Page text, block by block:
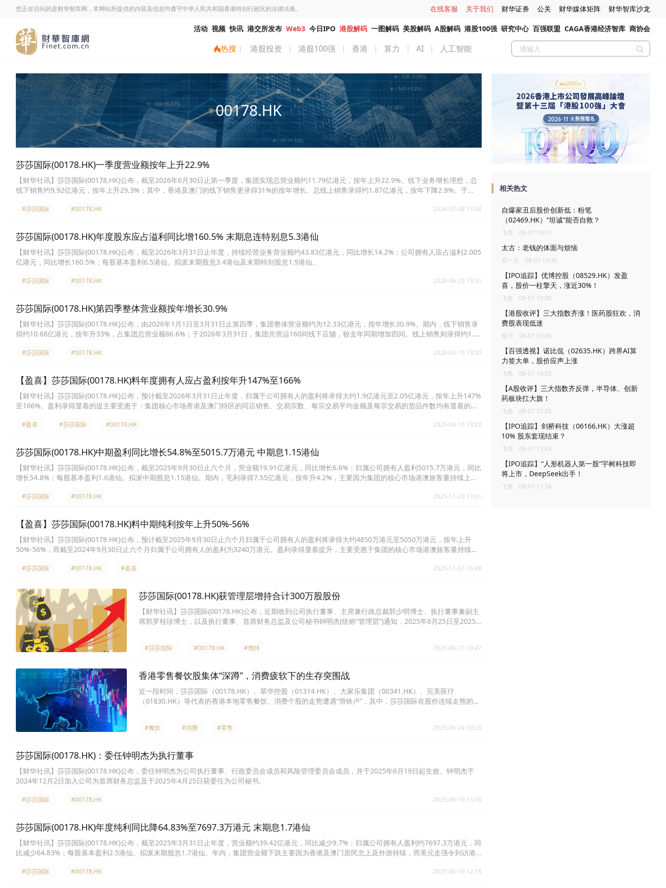
您正在访问的是财华智库网，本网站所提供的内容及信息均遵守中华人民共和国香港特别行政区的法律法规。 在线客服 关于我们 财华证券 公关 财华媒体矩阵 财华智库沙龙
活动 视频 快讯 港交所发布 Web3 今日IPO 港股解码 一图解码 美股解码 A股解码 港股100强 研究中心 百强联盟 CAGA香港经济智库 商协会
热搜： 港股投资 | 港股100强 | 香港 | 算力 | AI | 人工智能
00178.HK
莎莎国际(00178.HK)一季度营业额按年上升22.9%
【财华社讯】莎莎国际(00178.HK)公布，截至2026年6月30日止第一季度，集团实现总营业额约11.79亿港元，按年上升22.9%。线下业务增长理想，总
线下销售约9.92亿港元，按年上升29.3%；其中，香港及澳门的线下销售更录得31%的按年增长。总线上销售录得约1.87亿港元，按年下降2.9%。于
#莎莎国际 #00178.HK 2026-07-08 13:48
莎莎国际(00178.HK)年度股东应占溢利同比增160.5% 末期息连特别息5.3港仙
【财华社讯】莎莎国际(00178.HK)公布，截至2026年3月31日止年度，持续经营业务营业额约43.83亿港元，同比增长14.2%；公司拥有人应占溢利2.005
亿港元，同比增长160.5%；每股基本盈利6.5港仙。拟派末期股息3.4港仙及末期特别股息1.9港仙。
#莎莎国际 #00178.HK 2026-06-25 13:31
莎莎国际(00178.HK)第四季整体营业额按年增长30.9%
​【财华社讯】莎莎国际(00178.HK)公布，由2026年1月1日至3月31日止第四季，集团整体营业额约为12.33亿港元，按年增长30.9%。期内，线下销售录
得约10.68亿港元，按年升33%，占集团总营业额86.6%；于2026年3月31日，集团共营运160间线下店舖，较去年同期增加四间。线上销售则录得约1.66
#莎莎国际 #00178.HK 2026-04-15 13:50
【盈喜】莎莎国际(00178.HK)料年度拥有人应占盈利按年升147%至166%
【财华社讯】莎莎国际(00178.HK)公布，预计截至2026年3月31日止年度，归属于公司拥有人的盈利将录得大约1.9亿港元至2.05亿港元，按年上升147%
至166%。​盈利录得显着的提主要受惠于：集团核心市场香港及澳门特区的同店销售、交易宗数、每宗交易平均金额及每宗交易的货品件数均有显着的按
月31日止年度归属于公司拥有人的盈利为7700万港元。
#盈喜 #莎莎国际 #00178.HK 2026-04-15 13:28
莎莎国际(00178.HK)中期盈利同比增长54.8%至5015.7万港元 中期息1.15港仙
【财华社讯】莎莎国际(00178.HK)公布，截至2025年9月30日止六个月，营业额19.91亿港元，同比增长6.6%；归属公司拥有人盈利5015.7万港元，同比
增长54.8%；每股基本盈利1.6港仙。拟派中期股息1.15港仙。期內，毛利录得7.55亿港元，按年升4.2%，主要因为集团的核心市场港澳旅客量持续上
0.9个百分点至37.9%。
#莎莎国际 #00178.HK 2025-11-20 13:41
【盈喜】莎莎国际(00178.HK)料中期纯利按年上升50%-56%
【财华社讯】莎莎国际(00178.HK)公布，预计截至2025年9月30日止六个月归属于公司拥有人的盈利将录得大约4850万港元至5050万港元，按年上升
50%-56%，而截至2024年9月30日止六个月归属于公司拥有人的盈利为3240万港元。盈利录得显着提升，主要受惠于集团的核心市场港澳旅客量持续增
业态的发展，关闭线下店舖，改为专注发展当地线上业务的策略，加强了盈利能力。
#莎莎国际 #00178.HK #盈喜 2025-11-03 16:48
莎莎国际(00178.HK)获管理层增持合计300万股股份
【财华社讯】莎莎国际(00178.HK)公布，近期收到公司执行董事、主席兼行政总裁郭少明博士、执行董事兼副主
席郭罗桂珍博士，以及执行董事、首席财务总监及公司秘书钟明杰(统称“管理层”)通知，2025年6月25日至2025
明杰则购入100万股股份。
#莎莎国际 #00178.HK #增持 2025-06-27 10:47
香港零售餐饮股集体“深蹲”，消费疲软下的生存突围战
近一段时间，莎莎国际（00178.HK）、翠华控股（01314.HK）、大家乐集团（00341.HK）、完美医疗
（01830.HK）等代表的香港本地零售餐饮、消费个股的走势遭遇“滑铁卢”，其中，莎莎国际在股价连续走熊的背
#餐饮 #消费 #零售 2025-06-24 19:25
莎莎国际(00178.HK)：委任钟明杰为执行董事
【财华社讯】莎莎国际(00178.HK)公布，委任钟明杰为公司执行董事、行政委员会成员和风险管理委员会成员，并于2025年6月19日起生效。钟明杰于
2024年12月2日加入公司为首席财务总监及于2025年4月25日获委任为公司秘书。
#莎莎国际 #00178.HK 2025-06-19 13:36
莎莎国际(00178.HK)年度纯利同比降64.83%至7697.3万港元 末期息1.7港仙
【财华社讯】莎莎国际(00178.HK)公布，截至2025年3月31日止年度，营业额约39.42亿港元，同比减少9.7%；归属公司拥有人盈利约7697.3万港元，同
比减少64.83%；每股基本盈利2.5港仙。拟派末期股息1.7港仙。年內，集团营业额下跌主要因为香港及澳门居民北上及外游持续，而美元走强令到访港
本拨备3000万港元，核心盈利为1.07亿港元。集团将有序关闭中国內地余下的18间线下店舖，截至2025年5月31日，已关闭9间店舖，其余店舖预期将于
#莎莎国际 #00178.HK 2025-06-19 12:18
相关热文
自爆家丑后股价创新低：粉笔
（02469.HK）“坦诚”能否自救？
飞鱼 08-07 19:51
太古：老钱的体面与烦恼
石一点 08-07 19:36
【IPO追踪】优博控股（08529.HK）发盈
喜，股价一柱擎天，涨近30%！
飞鱼 08-07 19:30
【港股收评】三大指数齐涨！医药股狂欢，消
费股表现低迷
瓶子 08-07 16:36
【百强透视】诺比侃（02635.HK）跨界AI算
力签大单，股价应声上涨
飞鱼 08-07 16:33
【A股收评】三大指数齐反弹，半导体、创新
药板块扛大旗！
飞鱼 08-07 15:35
【IPO追踪】剑桥科技（06166.HK）大涨超
10% 股东套现结束？
飞鱼 08-07 13:43
【IPO追踪】“人形机器人第一股”宇树科技即
将上市，DeepSeek出手！
飞鱼 08-07 11:34